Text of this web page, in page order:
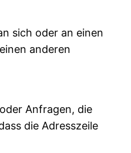
sich oder an einen
anderen
Anfragen, die
die Adresszeile